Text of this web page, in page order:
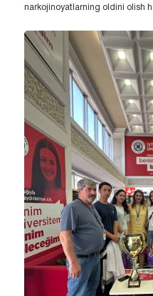
narkojinoyatlarning oldini olish